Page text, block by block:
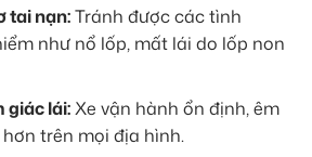
tai nạn:Tránh được các tình
như nổ lốp, mất lái do lốp non
giác lái:Xe vận hành ổn định, êm
trên mọi địa hình.